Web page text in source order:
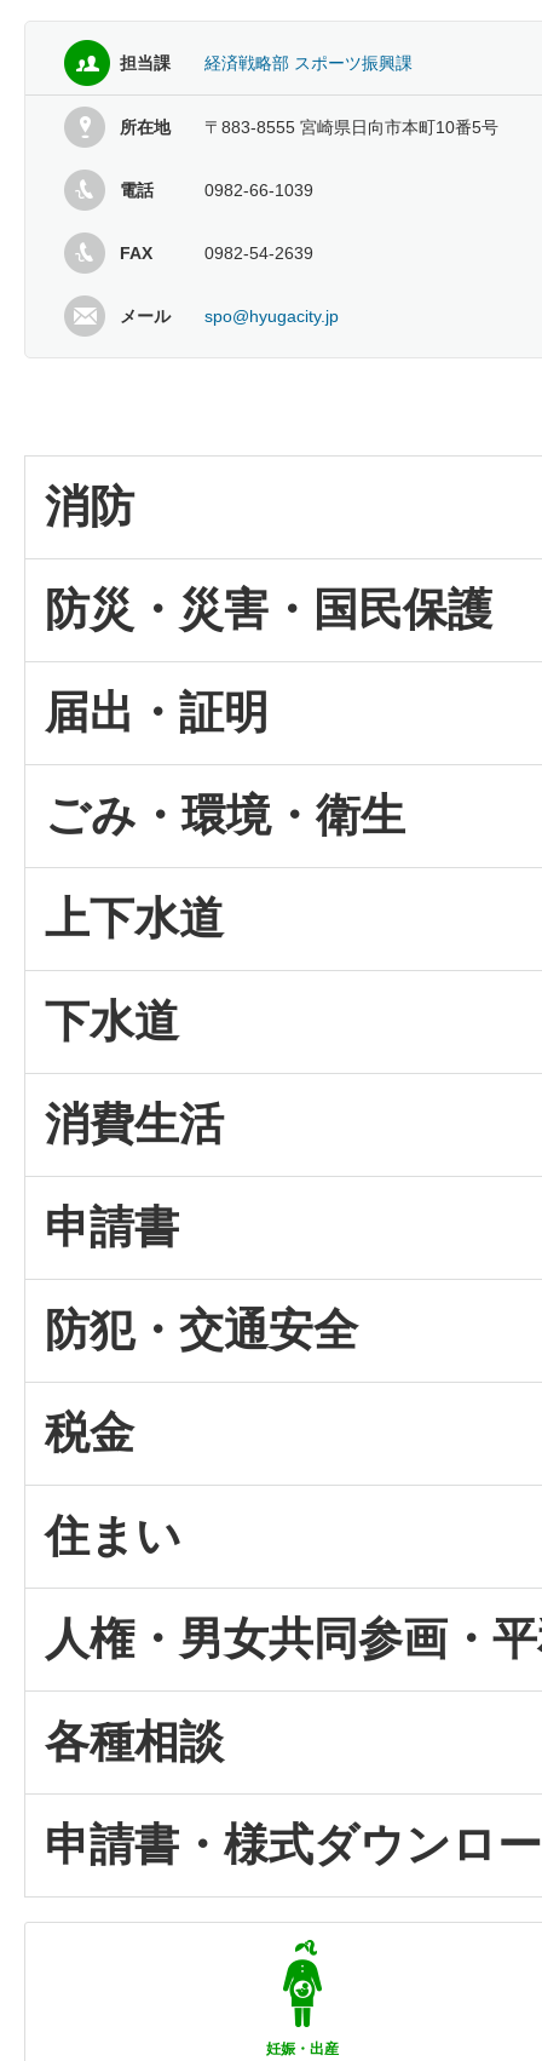
担当課 経済戦略部 スポーツ振興課
所在地 〒883-8555 宮崎県日向市本町10番5号
電話 0982-66-1039
FAX 0982-54-2639
メール spo@hyugacity.jp
消防
防災・災害・国民保護
届出・証明
ごみ・環境・衛生
上下水道
下水道
消費生活
申請書
防犯・交通安全
税金
住まい
人権・男女共同参画・
各種相談
申請書・様式ダウンロ
妊娠・出産